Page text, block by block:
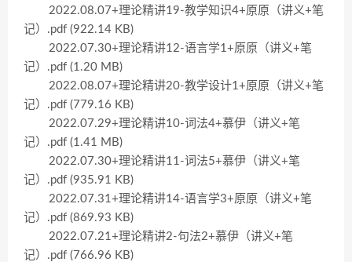
2022.08.07+理论精讲19-教学知识4+原原（讲义+笔
记）.pdf (922.14 KB)
2022.07.30+理论精讲12-语言学1+原原（讲义+笔
记）.pdf (1.20 MB)
2022.08.07+理论精讲20-教学设计1+原原（讲义+笔
记）.pdf (779.16 KB)
2022.07.29+理论精讲10-词法4+慕伊（讲义+笔
记）.pdf (1.41 MB)
2022.07.30+理论精讲11-词法5+慕伊（讲义+笔
记）.pdf (935.91 KB)
2022.07.31+理论精讲14-语言学3+原原（讲义+笔
记）.pdf (869.93 KB)
2022.07.21+理论精讲2-句法2+慕伊（讲义+笔
记）.pdf (766.96 KB)